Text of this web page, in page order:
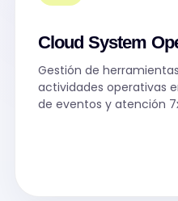
Cloud System
Gestión de
actividades operativas
de eventos y atención